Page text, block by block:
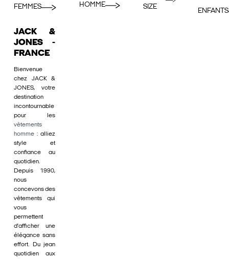
FEMMES HOMME
SIZE
ENFANTS
JACK &
JONES -
FRANCE
Bienvenue
chez JACK &
JONES, votre
destination
incontournable
pour les
vêtements
homme : alliez
style et
confiance au
quotidien.
Depuis 1990,
nous
concevons des
vêtements qui
vous
permettent
d'afficher une
élégance sans
effort. Du jean
quotidien aux